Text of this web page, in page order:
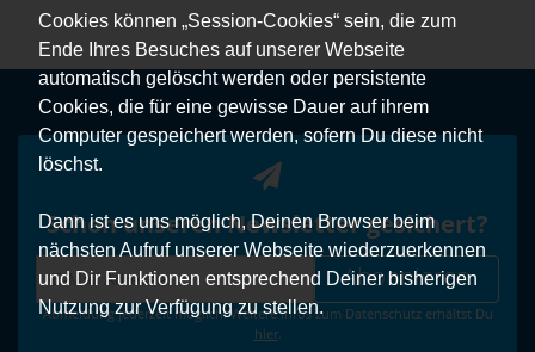
Cookies können „Session-Cookies“ sein, die zum
Ende Ihres Besuches auf unserer Webseite
automatisch gelöscht werden oder persistente
Cookies, die für eine gewisse Dauer auf ihrem
Computer gespeichert werden, sofern Du diese nicht
löschst.
Dann ist es uns möglich, Deinen Browser beim
nächsten Aufruf unserer Webseite wiederzuerkennen
und Dir Funktionen entsprechend Deiner bisherigen
Nutzung zur Verfügung zu stellen.
Schon unseren Newsletter gesichert?
Abonnieren
Abmeldung jederzeit möglich. Weitere Infos zum Datenschutz erhältst Du
hier.